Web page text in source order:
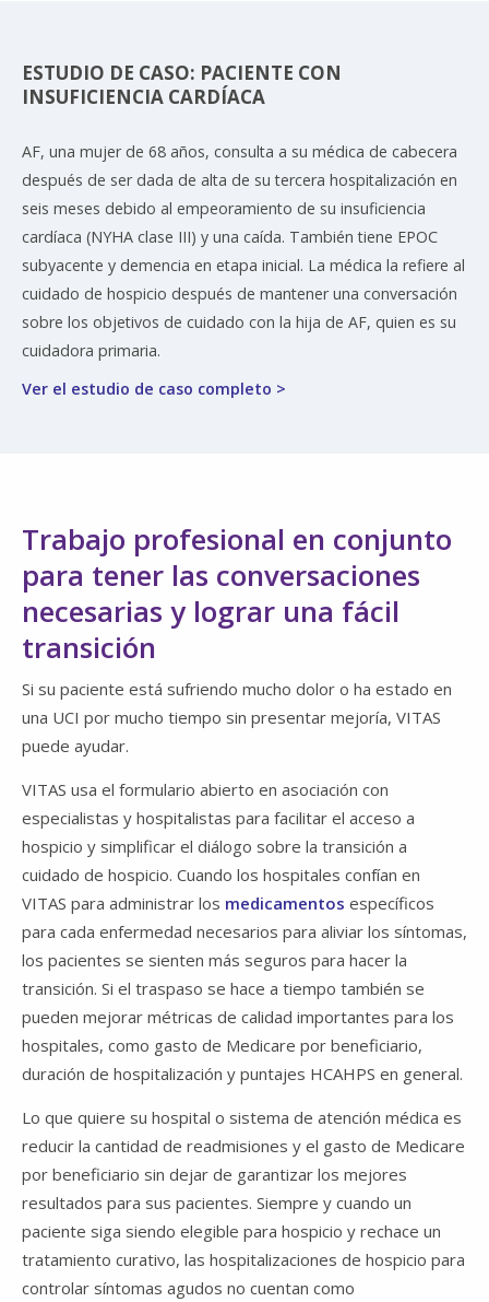
ESTUDIO DE CASO: PACIENTE CON
INSUFICIENCIA CARDÍACA
AF, una mujer de 68 años, consulta a su médica de cabecera
después de ser dada de alta de su tercera hospitalización en
seis meses debido al empeoramiento de su insuficiencia
cardíaca (NYHA clase III) y una caída. También tiene EPOC
subyacente y demencia en etapa inicial. La médica la refiere al
cuidado de hospicio después de mantener una conversación
sobre los objetivos de cuidado con la hija de AF, quien es su
cuidadora primaria.
Ver el estudio de caso completo >
Trabajo profesional en conjunto
para tener las conversaciones
necesarias y lograr una fácil
transición
Si su paciente está sufriendo mucho dolor o ha estado en
una UCI por mucho tiempo sin presentar mejoría, VITAS
puede ayudar.
VITAS usa el formulario abierto en asociación con
especialistas y hospitalistas para facilitar el acceso a
hospicio y simplificar el diálogo sobre la transición a
cuidado de hospicio. Cuando los hospitales confían en
VITAS para administrar los medicamentos específicos
para cada enfermedad necesarios para aliviar los síntomas,
los pacientes se sienten más seguros para hacer la
transición. Si el traspaso se hace a tiempo también se
pueden mejorar métricas de calidad importantes para los
hospitales, como gasto de Medicare por beneficiario,
duración de hospitalización y puntajes HCAHPS en general.
Lo que quiere su hospital o sistema de atención médica es
reducir la cantidad de readmisiones y el gasto de Medicare
por beneficiario sin dejar de garantizar los mejores
resultados para sus pacientes. Siempre y cuando un
paciente siga siendo elegible para hospicio y rechace un
tratamiento curativo, las hospitalizaciones de hospicio para
controlar síntomas agudos no cuentan como